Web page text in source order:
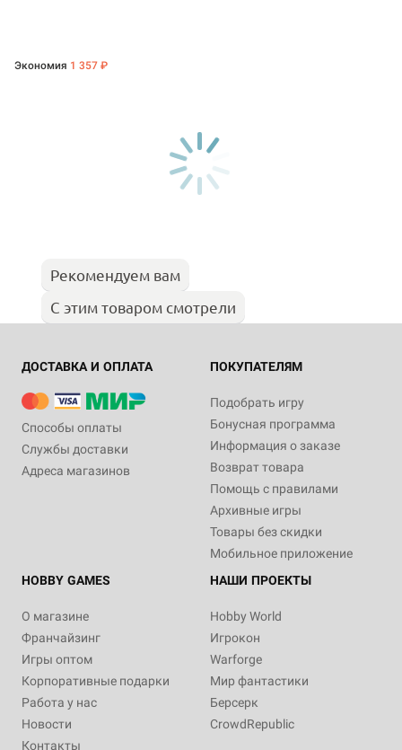
Экономия 1 357 ₽
Рекомендуем вам
С этим товаром смотрели
ДОСТАВКА И ОПЛАТА
Способы оплаты
Службы доставки
Адреса магазинов
ПОКУПАТЕЛЯМ
Подобрать игру
Бонусная программа
Информация о заказе
Возврат товара
Помощь с правилами
Архивные игры
Товары без скидки
Мобильное приложение
HOBBY GAMES
О магазине
Франчайзинг
Игры оптом
Корпоративные подарки
Работа у нас
Новости
Контакты
НАШИ ПРОЕКТЫ
Hobby World
Игрокон
Warforge
Мир фантастики
Берсерк
CrowdRepublic